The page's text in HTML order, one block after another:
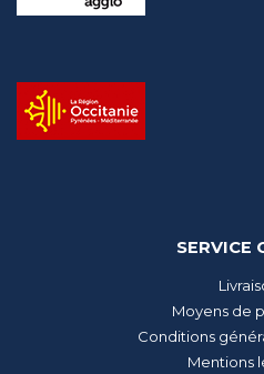
SERVICE
Moyens de
Conditions
Mentions